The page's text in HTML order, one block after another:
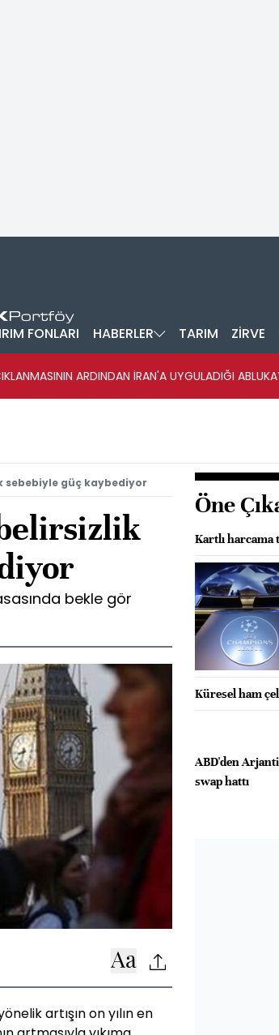
FONLARI HABERLER TARIM ZİRVE
ARDINDAN İRAN'A UYGULADIĞI
sebebiyle güç kaybediyor
bekle gör
artışın on yılın en
Öne
Kartlı harcama
Küresel ham
ABD'den
swap hattı